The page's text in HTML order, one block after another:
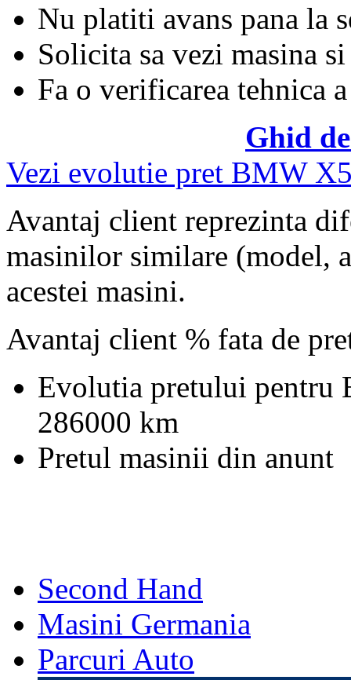
Nu platiti avans pana la
Solicita sa vezi masina si
Fa o verificarea tehnica
Ghid
Vezi evolutie pret BMW
Avantaj client reprezinta
masinilor similare (model,
acestei masini.
Avantaj client % fata de
Evolutia pretului pentru
286000 km
Pretul masinii din anunt
Second Hand
Masini Germania
Parcuri Auto